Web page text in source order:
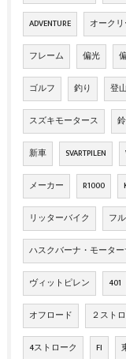
ADVENTURE オーク
フレーム 偏光
ゴルフ 釣り 登山
スズキモータース
新車 SVARTPILEN
メーカー R1000
リッターバイク フ
ハスクバーナ・モータ
ヴィットピレン 401
オフロード ２スト
4ストローク FI